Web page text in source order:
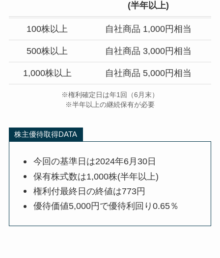
(半年以上)
100株以上 自社商品 1,000円相当
500株以上 自社商品 3,000円相当
1,000株以上 自社商品 5,000円相当
※権利確定日は年1回（6月末）
※半年以上の継続保有が必要
株主優待取得DATA
今回の基準日は2024年6月30日
保有株式数は1,000株(半年以上)
権利付最終日の終値は773円
優待価値5,000円で優待利回り0.65％